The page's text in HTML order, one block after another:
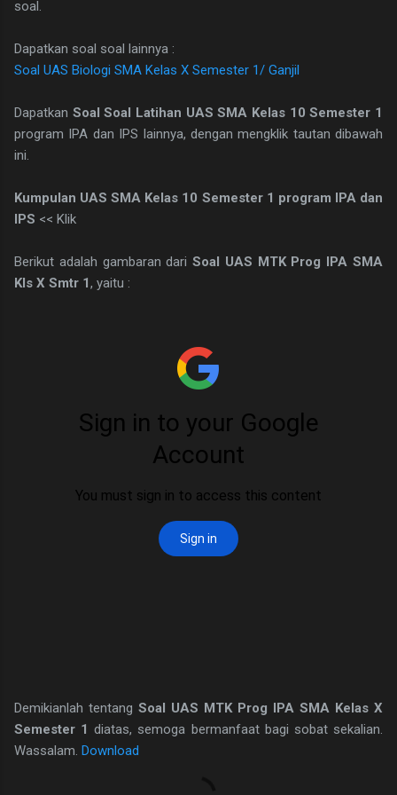
soal.
Dapatkan soal soal lainnya :
Soal UAS Biologi SMA Kelas X Semester 1/ Ganjil
Dapatkan Soal Soal Latihan UAS SMA Kelas 10 Semester 1
program IPA dan IPS lainnya, dengan mengklik tautan dibawah
ini.
Kumpulan UAS SMA Kelas 10 Semester 1 program IPA dan
IPS << Klik
Berikut adalah gambaran dariSoal UAS MTK Prog IPA SMA
Kls X Smtr 1 , yaitu :
Demikianlah tentang Soal UAS MTK Prog IPA SMA Kelas X
Semester 1 diatas, semoga bermanfaat bagi sobat sekalian.
Wassalam. Download